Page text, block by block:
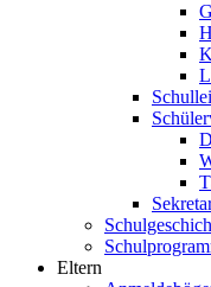
Eltern